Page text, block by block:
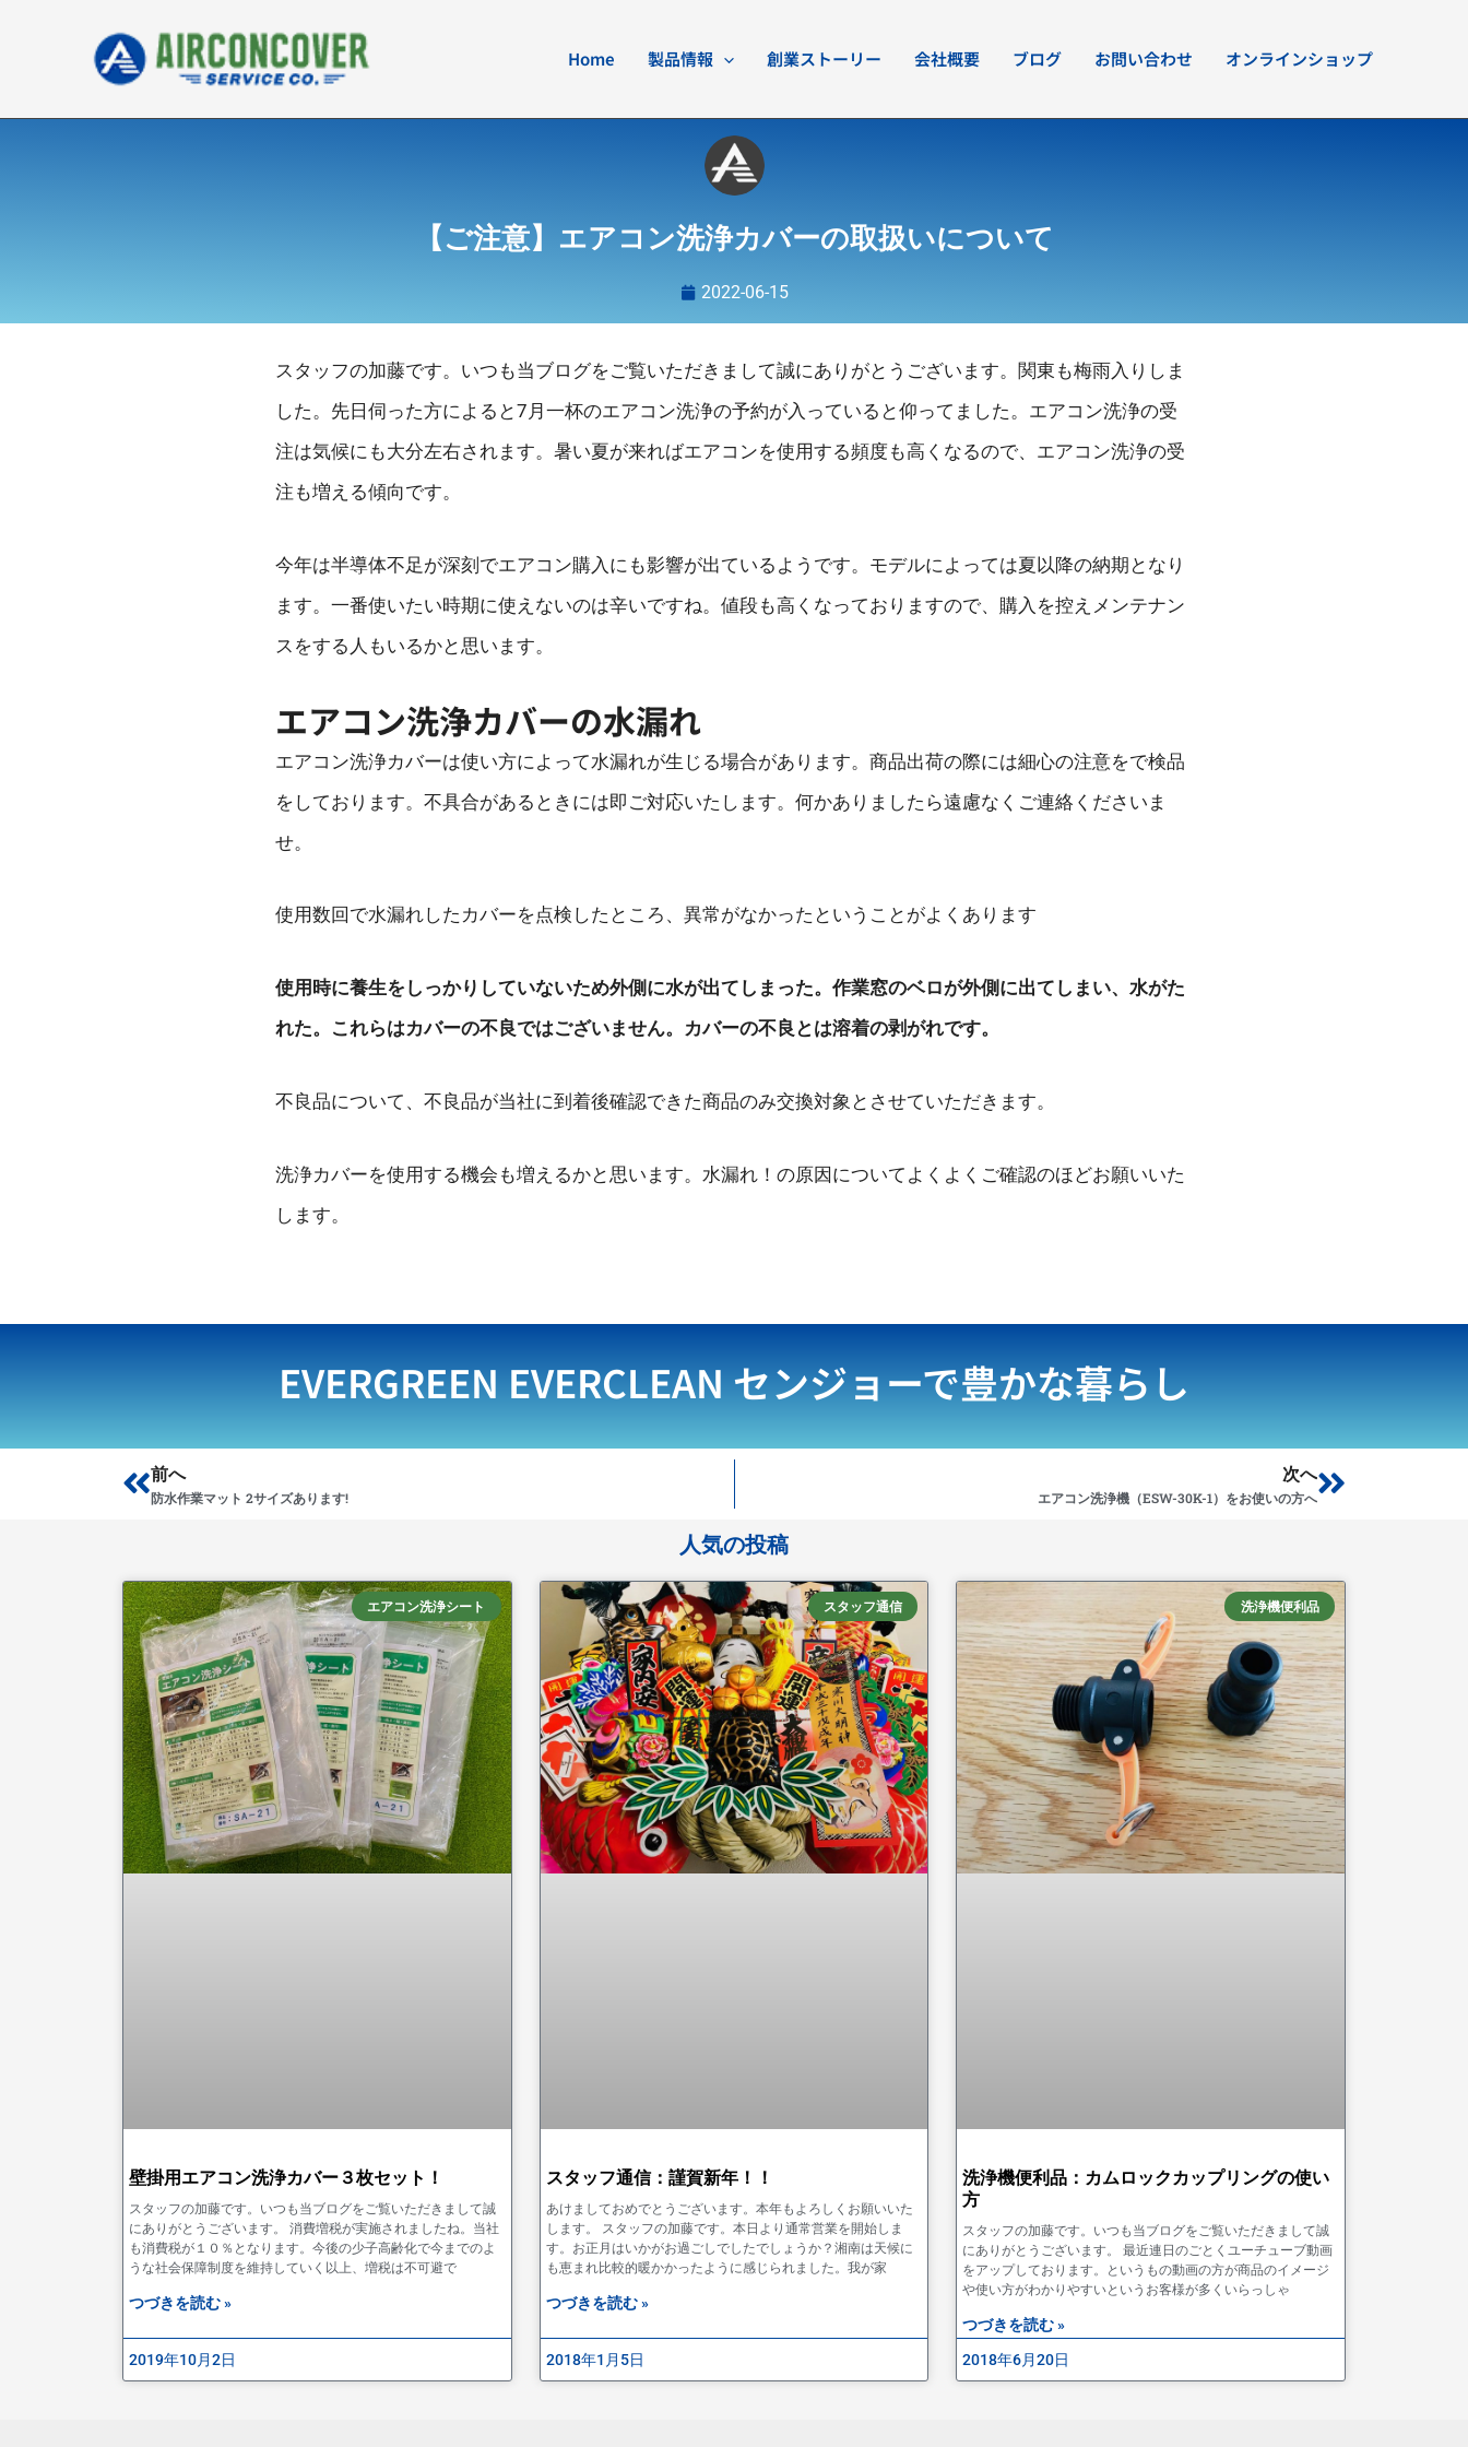
キ
Home 製品情報 創業ストーリー 会社概要 ブログ お問い合わせ オンラインショップ
【ご注意】エアコン洗浄カバーの取扱いについて
2022-06-15
スタッフの加藤です。いつも当ブログをご覧いただきまして誠にありがとうございます。関東も梅雨入りしま
した。先日伺った方によると7月一杯のエアコン洗浄の予約が入っていると仰ってました。エアコン洗浄の受
注は気候にも大分左右されます。暑い夏が来ればエアコンを使用する頻度も高くなるので、エアコン洗浄の受
注も増える傾向です。
今年は半導体不足が深刻でエアコン購入にも影響が出ているようです。モデルによっては夏以降の納期となり
ます。一番使いたい時期に使えないのは辛いですね。値段も高くなっておりますので、購入を控えメンテナン
スをする人もいるかと思います。
エアコン洗浄カバーの水漏れ
エアコン洗浄カバーは使い方によって水漏れが生じる場合があります。商品出荷の際には細心の注意をで検品
をしております。不具合があるときには即ご対応いたします。何かありましたら遠慮なくご連絡くださいま
せ。
使用数回で水漏れしたカバーを点検したところ、異常がなかったということがよくあります
使用時に養生をしっかりしていないため外側に水が出てしまった。作業窓のベロが外側に出てしまい、水がた
れた。これらはカバーの不良ではございません。カバーの不良とは溶着の剥がれです。
不良品について、不良品が当社に到着後確認できた商品のみ交換対象とさせていただきます。
洗浄カバーを使用する機会も増えるかと思います。水漏れ！の原因についてよくよくご確認のほどお願いいた
します。
EVERGREEN EVERCLEANセンジョーで豊かな暮らし
Prev
前へ
防水作業マット 2サイズあります!
次へ
エアコン洗浄機（ESW-30K-1）をお使いの方へNext
人気の投稿
エアコン洗浄シート
壁掛用エアコン洗浄カバー３枚セット！
スタッフの加藤です。いつも当ブログをご覧いただきまして誠
にありがとうございます。 消費増税が実施されましたね。当社
も消費税が１０％となります。今後の少子高齢化で今までのよ
うな社会保障制度を維持していく以上、増税は不可避で
つづきを読む »
2019年10月2日
スタッフ通信
スタッフ通信：謹賀新年！！
あけましておめでとうございます。本年もよろしくお願いいた
します。 スタッフの加藤です。本日より通常営業を開始しま
す。お正月はいかがお過ごしでしたでしょうか？湘南は天候に
も恵まれ比較的暖かかったように感じられました。我が家
つづきを読む »
2018年1月5日
洗浄機便利品
洗浄機便利品：カムロックカップリングの使い
方
スタッフの加藤です。いつも当ブログをご覧いただきまして誠
にありがとうございます。 最近連日のごとくユーチューブ動画
をアップしております。というもの動画の方が商品のイメージ
や使い方がわかりやすいというお客様が多くいらっしゃ
つづきを読む »
2018年6月20日